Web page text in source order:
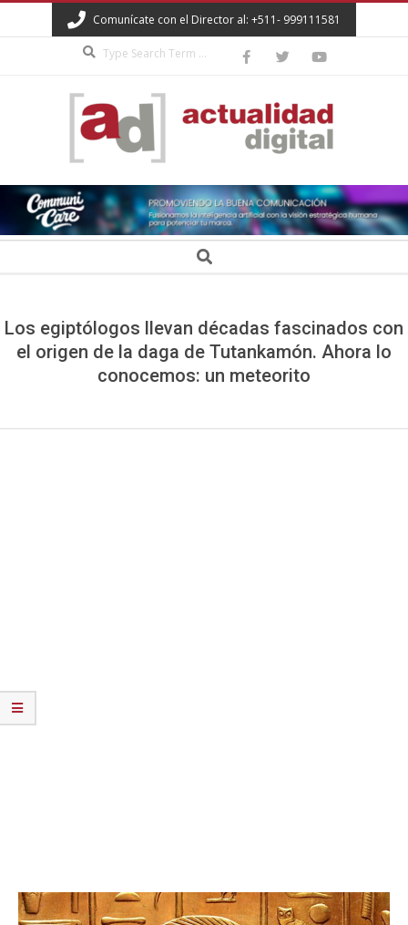
to
Comunícate con el Director al: +511- 999111581
ACTUALIDAD
DIGITAL Search
Los egiptólogos llevan décadas fascinados con
el origen de la daga de Tutankamón. Ahora lo
conocemos: un meteorito